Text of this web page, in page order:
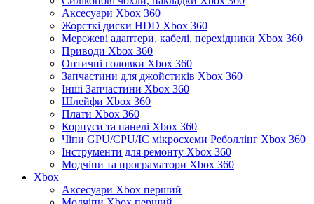
Аксесуари Xbox 360
Жорсткі диски HDD Xbox 360
Мережеві адаптери, кабелі, перехідники Xbox 360
Приводи Xbox 360
Оптичні головки Xbox 360
Запчастини для джойстиків Xbox 360
Інші Запчастини Xbox 360
Шлейфи Xbox 360
Плати Xbox 360
Корпуси та панелі Xbox 360
Чіпи GPU/CPU/IC мікросхеми Реболлінг Xbox 360
Інструменти для ремонту Xbox 360
Модчіпи та програматори Xbox 360
Xbox
Аксесуари Xbox перший